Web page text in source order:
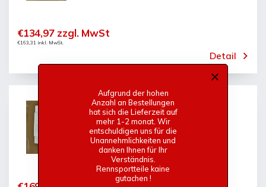
Aufgrund der hohen
Anzahl an Bestellungen
hat sich die Lieferzeit auf
mehr 1-2 monat. Wir
entschuldigen uns für die
Unannehmlichkeiten und
danken Ihnen für Ihr
Verständnis.
Rennsportteile kaine
gutachen !
€163,31 inkl. MwSt.
€134,97 zzgl. MwSt
Detail
VW Corrado heckklappe mit
innenrahmen GFK
Innerhalb von 40 Tagen